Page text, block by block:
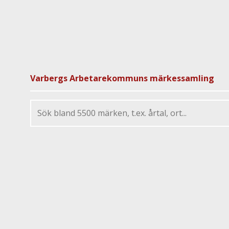
Varbergs Arbetarekommuns märkessamling